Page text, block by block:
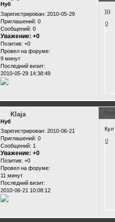
Нуб
Зарегистрирован: 2010-05-29
Приглашений: 0
Сообщений: 0
Уважение: +0
Позитив: +0
Провел на форуме:
9 минут
Последний визит:
2010-05-29 14:38:49
)))
0
Klaja
Нуб
Зарегистрирован: 2010-06-21
Приглашений: 0
Сообщений: 1
Уважение: +0
Позитив: +0
Провел на форуме:
11 минут
Последний визит:
2010-06-21 10:08:12
Кул
0